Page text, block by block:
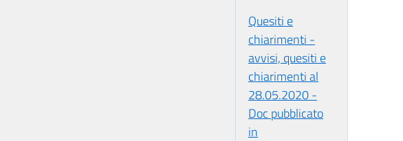
Quesiti e
chiarimenti -
avvisi, quesiti e
chiarimenti al
28.05.2020 -
Doc pubblicato
in